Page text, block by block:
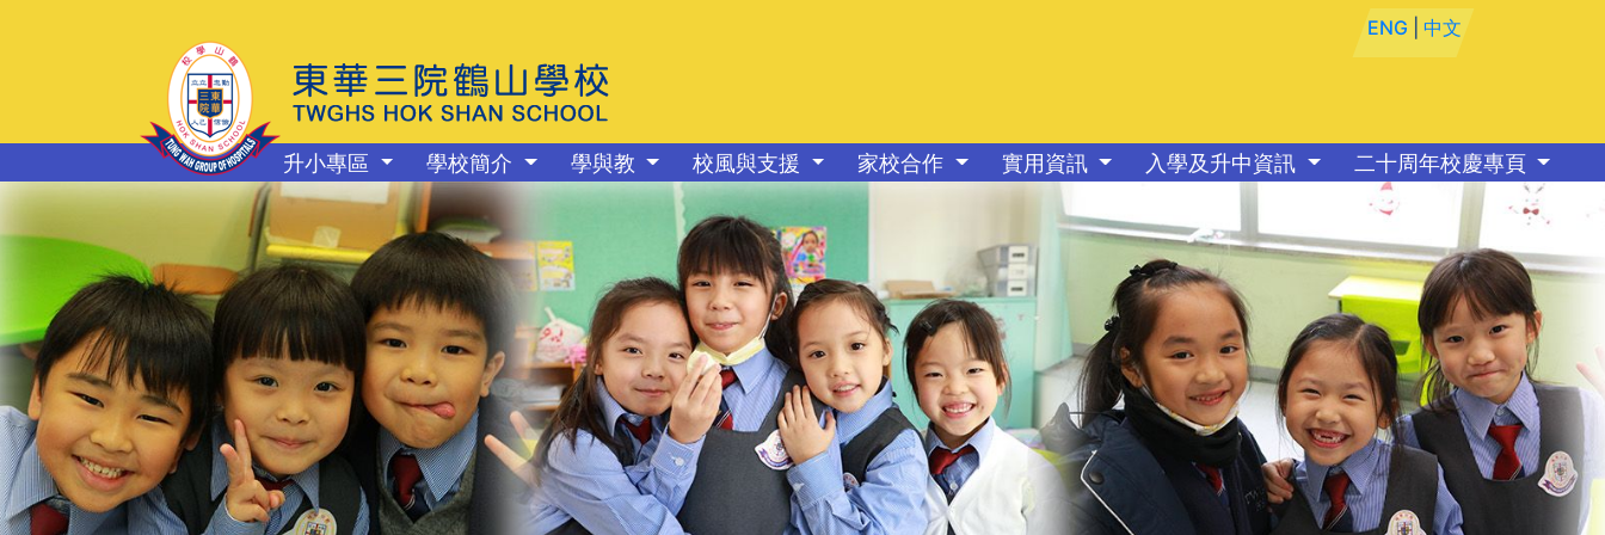
ENG |中文
升小專區 學校簡介 學與教 校風與支援 家校合作 實用資訊 入學及升中資訊 二十周年校慶專頁